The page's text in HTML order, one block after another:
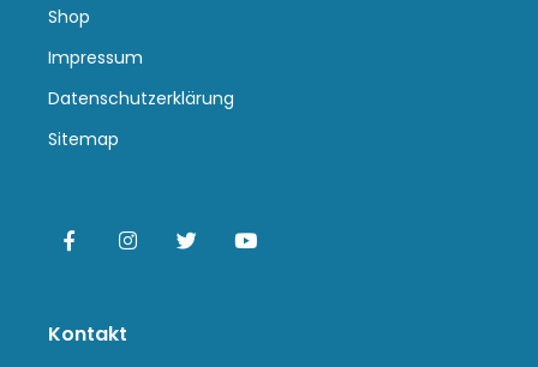
Shop
Impressum
Datenschutzerklärung
Sitemap
Kontakt